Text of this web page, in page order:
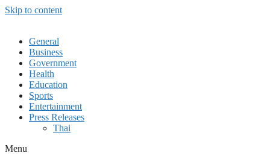
Skip to content
General
Business
Government
Health
Education
Sports
Entertainment
Press Releases
Thai
Menu